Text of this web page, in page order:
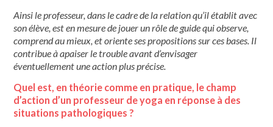
Ainsi le professeur, dans le cadre de la relation qu’il établit avec
son élève, est en mesure de jouer un rôle de guide qui observe,
comprend au mieux, et oriente ses propositions sur ces bases. Il
contribue à apaiser le trouble avant d’envisager
éventuellement une action plus précise.
Quel est, en théorie comme en pra­tique, le champ
d’action d’un profes­seur de yoga en réponse à des
situa­tions pathologiques ?